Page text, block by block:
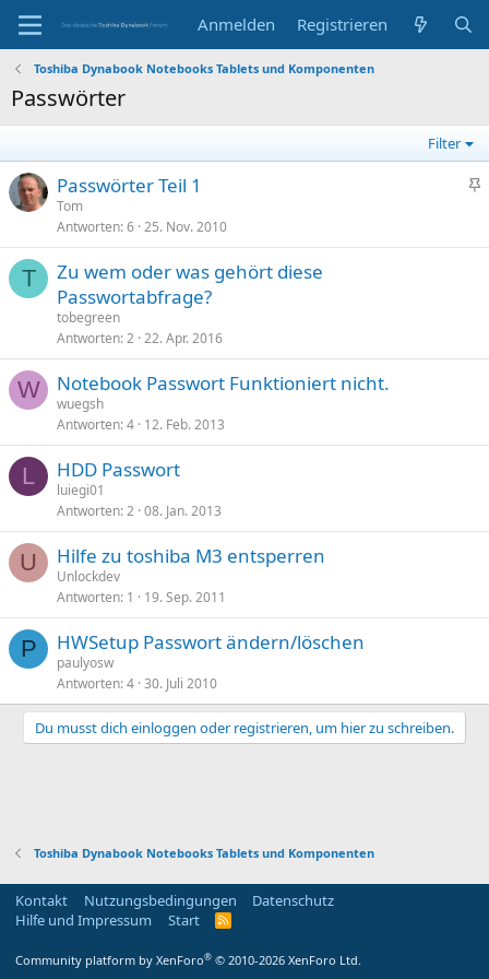
Anmelden Registrieren
Toshiba Dynabook Notebooks Tablets und Komponenten
Passwörter
Filter
A
e
t
Passwörter Teil 1
Tom
Antworten 6 25. Nov. 2010
T
Zu wem oder was gehört diese
Passwortabfrage?
tobegreen
Antworten 2 22. Apr. 2016
W Notebook Passwort Funktioniert nicht.
wuegsh
Antworten 4 12. Feb. 2013
L HDD Passwort
luiegi01
Antworten 2 08. Jan. 2013
U Hilfe zu toshiba M3 entsperren
Unlockdev
Antworten 1 19. Sep. 2011
P HWSetup Passwort ändern/löschen
paulyosw
Antworten 4 30. Juli 2010
Du musst dich einloggen oder registrieren, um hier zu schreiben.
Toshiba Dynabook Notebooks Tablets und Komponenten
Kontakt Nutzungsbedingungen
Datenschutz
Hilfe und Impressum
Start
R
Community platform by XenForo® © 2010-2026 XenForo Ltd.